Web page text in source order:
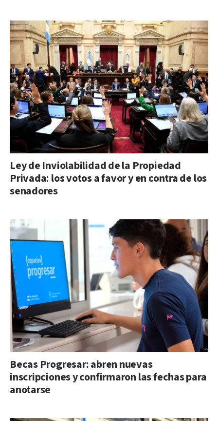
Ley de Inviolabilidad de la Propiedad
Privada: los votos a favor y en contra de los
senadores
Becas Progresar: abren nuevas
inscripciones y confirmaron las fechas para
anotarse